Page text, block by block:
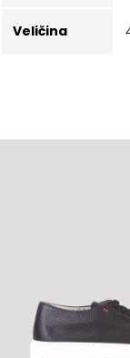
Veličina